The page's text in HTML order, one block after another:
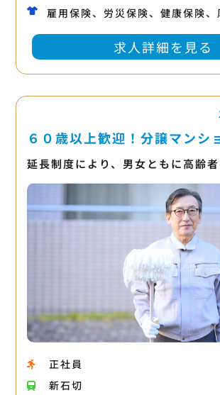
雇用保険、労災保険、健康保険
求人詳細を見る
６０歳以上歓迎！分譲マンシ
延長制度により、男女ともに高齢
正社員
新石切